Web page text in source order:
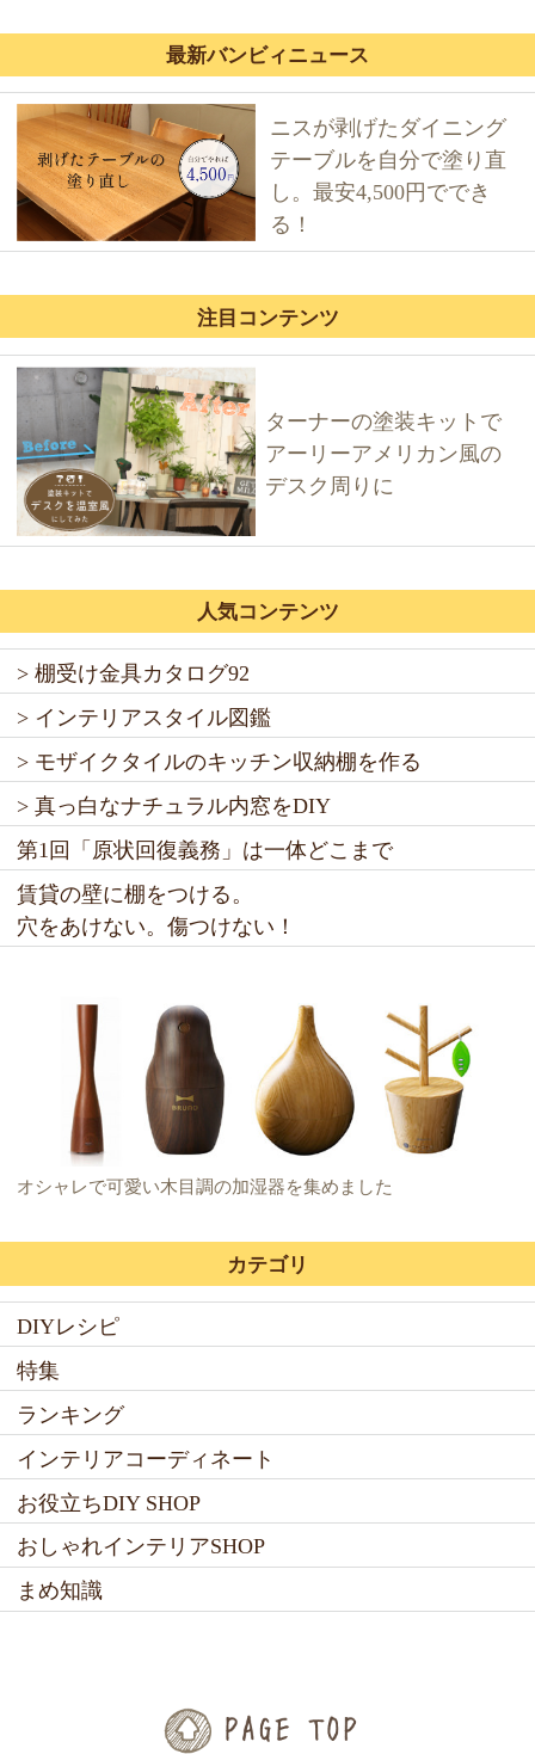
最新バンビィニュース
ニスが剥げたダイニング
テーブルを自分で塗り直
し。最安4,500円ででき
る！
注目コンテンツ
ターナーの塗装キットで
アーリーアメリカン風の
デスク周りに
人気コンテンツ
> 棚受け金具カタログ92
> インテリアスタイル図鑑
> モザイクタイルのキッチン収納棚を作る
> 真っ白なナチュラル内窓をDIY
第1回「原状回復義務」は一体どこまで
賃貸の壁に棚をつける。
穴をあけない。傷つけない！
オシャレで可愛い木目調の加湿器を集めました
カテゴリ
DIYレシピ
特集
ランキング
インテリアコーディネート
お役立ちDIY SHOP
おしゃれインテリアSHOP
まめ知識